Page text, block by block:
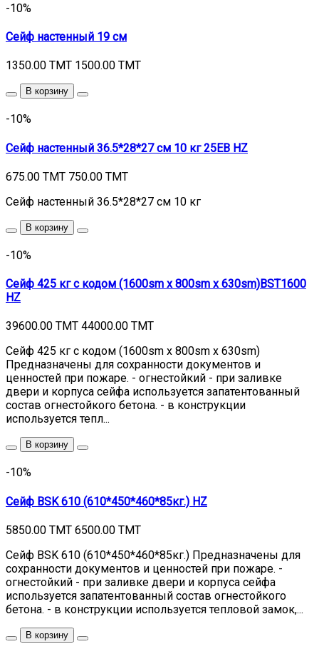
-10%
Сейф настенный 19 см
1350.00 TMT 1500.00 TMT
В корзину
-10%
Сейф настенный 36.5*28*27 см 10 кг 25EB HZ
675.00 TMT 750.00 TMT
Сейф настенный 36.5*28*27 см 10 кг
В корзину
-10%
Сейф 425 кг с кодом (1600sm x 800sm x 630sm)BST1600
HZ
39600.00 TMT 44000.00 TMT
Сейф 425 кг с кодом (1600sm x 800sm x 630sm)
Предназначены для сохранности документов и
ценностей при пожаре. - огнестойкий - при заливке
двери и корпуса сейфа используется запатентованный
состав огнестойкого бетона. - в конструкции
используется тепл...
В корзину
-10%
Сейф BSK 610 (610*450*460*85кг.) HZ
5850.00 TMT 6500.00 TMT
Сейф BSK 610 (610*450*460*85кг.) Предназначены для
сохранности документов и ценностей при пожаре. -
огнестойкий - при заливке двери и корпуса сейфа
используется запатентованный состав огнестойкого
бетона. - в конструкции используется тепловой замок,...
В корзину